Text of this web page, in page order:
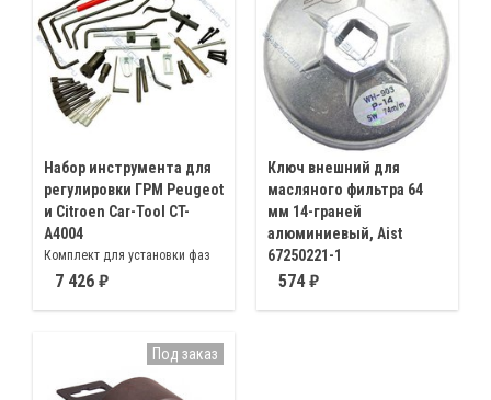
Набор инструмента для
регулировки ГРМ Peugeot
и Citroen Car-Tool CT-
A4004
Комплект для установки фаз
ГРМ PSA, включены все
французских автомобилей, как
с бензиновым, так и
дизельным двигателем
7 426
Ключ внешний для
масляного фильтра 64
мм 14-граней
алюминиевый, Aist
67250221-1
Чашка для монтажа и
574
Под заказ